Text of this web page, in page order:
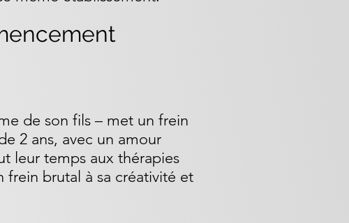
ncement
de son fils – met un frein
2 ans, avec un amour
leur temps aux thérapies
frein brutal à sa créativité et